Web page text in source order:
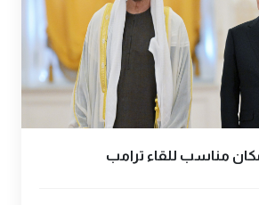
مناسب للقاء ترامب